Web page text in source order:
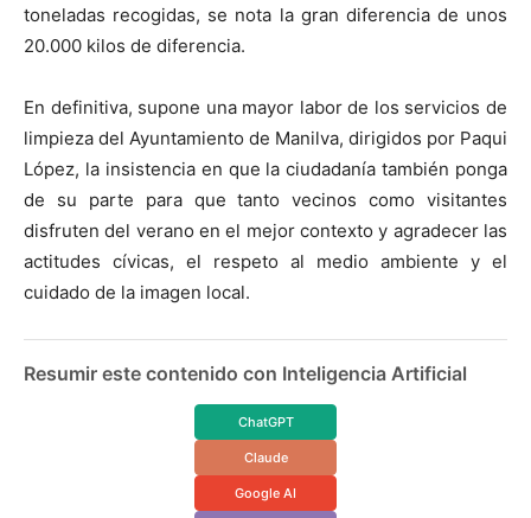
toneladas recogidas, se nota la gran diferencia de unos
20.000 kilos de diferencia.
En definitiva, supone una mayor labor de los servicios de
limpieza del Ayuntamiento de Manilva, dirigidos por Paqui
López, la insistencia en que la ciudadanía también ponga
de su parte para que tanto vecinos como visitantes
disfruten del verano en el mejor contexto y agradecer las
actitudes cívicas, el respeto al medio ambiente y el
cuidado de la imagen local.
Resumir este contenido con Inteligencia Artificial
ChatGPT
Claude
Google AI